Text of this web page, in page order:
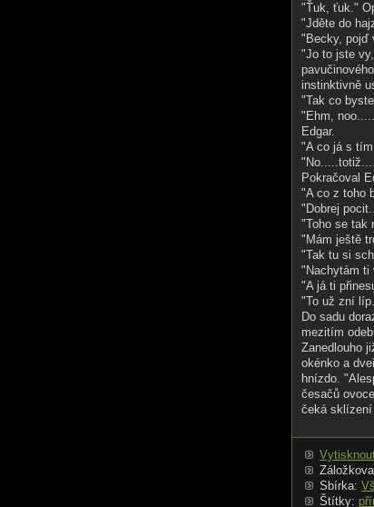
"Ťuk, ťuk."
"Jděte do
"Becky, pojď
"Jo to jste
instinktivně
"Tak co
"Ehm,
Edgar.
"A co já s
Pokračoval
"A co z toho
"Dobrej
"Toho se tak
"Mám ještě
"Tak tu si
"Nachytám ti
"A já ti
"To už zní
Do sadu
mezitím
Zanedlouho
okénko a
hnízdo.
česačů
čeká sklízení
Sbírka:
Štítky: